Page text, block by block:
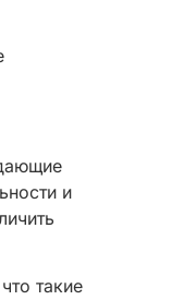
и
такие